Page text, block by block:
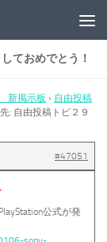
ておめでとう！
新掲示板 › 自由投稿
: 自由投稿トピ２９
#47051
公式が発